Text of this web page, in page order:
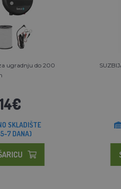
ugradnju do 200
SKLADIŠTE
7 DANA)